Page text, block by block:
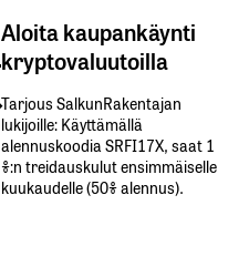
Aloita kaupankäynti
kryptovaluutoilla
Tarjous SalkunRakentajan
lukijoille: Käyttämällä​ ​
alennuskoodia​ ​SRFI17X,​ ​saat​ ​1
%:n treidauskulut​ ​ensimmäiselle​ ​
kuukaudelle​ ​(50%​ ​alennus).